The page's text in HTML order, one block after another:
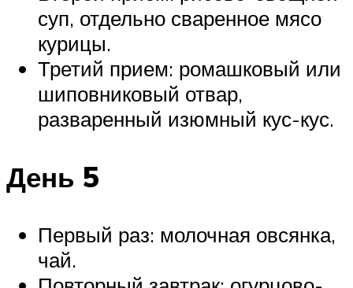
суп, отдельно сваренное мясо
курицы.
Третий прием: ромашковый или
шиповниковый отвар,
разваренный изюмный кус-кус.
День 5
Первый раз: молочная овсянка,
чай.